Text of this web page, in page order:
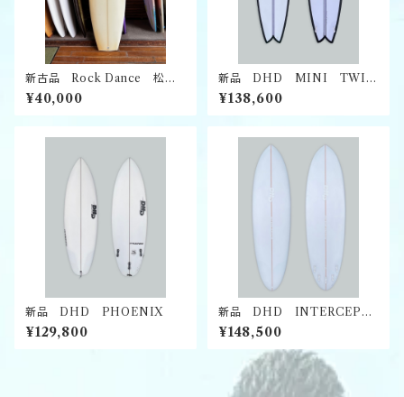
新古品 Rock Dance 松元
光二シェイプ
¥40,000
新品 DHD MINI TWIN
EPS
¥138,600
新品 DHD PHOENIX
¥129,800
新品 DHD INTERCEPT
OR
¥148,500